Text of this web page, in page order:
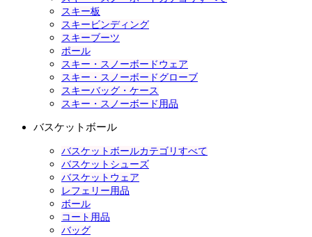
スキー板
スキービンディング
スキーブーツ
ポール
スキー・スノーボードウェア
スキー・スノーボードグローブ
スキーバッグ・ケース
スキー・スノーボード用品
バスケットボール
バスケットボールカテゴリすべて
バスケットシューズ
バスケットウェア
レフェリー用品
ボール
コート用品
バッグ